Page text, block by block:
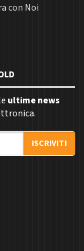
con Noi
ultime news
ISCRIVITI